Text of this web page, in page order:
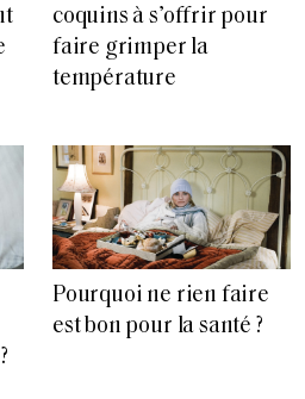
coquins à s’offrir pour
faire grimper la
température
Pourquoi ne rien faire
est bon pour la santé ?